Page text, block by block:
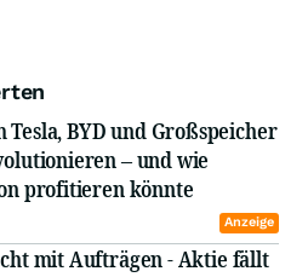
BYD und Großspeicher
– und wie
profitieren könnte
Anzeige
mit Aufträgen - Aktie fällt